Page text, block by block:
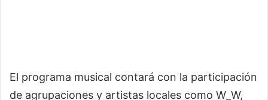
El programa musical contará con la participación
de agrupaciones y artistas locales como W_W,